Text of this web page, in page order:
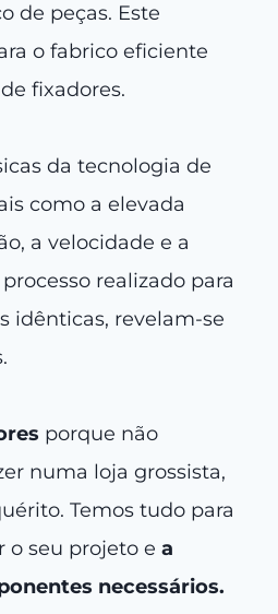
de peças. Este
o fabrico eficiente
fixadores.
da tecnologia de
como a elevada
a velocidade e a
realizado para
idênticas, revelam-se
porque não
numa loja grossista,
Temos tudo para
o seu projeto e a
necessários.